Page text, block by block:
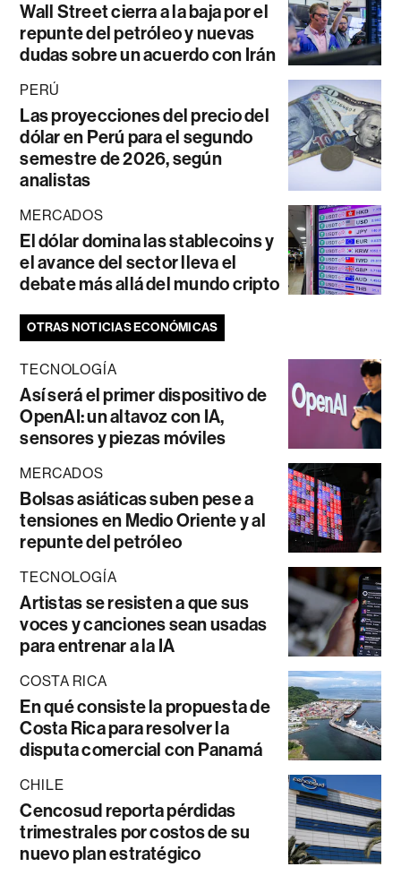
Wall Street cierra a la baja por el
repunte del petróleo y nuevas
dudas sobre un acuerdo con Irán
PERÚ
Las proyecciones del precio del
dólar en Perú para el segundo
semestre de 2026, según
analistas
MERCADOS
El dólar domina las stablecoins y
el avance del sector lleva el
debate más allá del mundo cripto
OTRAS NOTICIAS ECONÓMICAS
TECNOLOGÍA
Así será el primer dispositivo de
OpenAI: un altavoz con IA,
sensores y piezas móviles
MERCADOS
Bolsas asiáticas suben pese a
tensiones en Medio Oriente y al
repunte del petróleo
TECNOLOGÍA
Artistas se resisten a que sus
voces y canciones sean usadas
para entrenar a la IA
COSTA RICA
En qué consiste la propuesta de
Costa Rica para resolver la
disputa comercial con Panamá
CHILE
Cencosud reporta pérdidas
trimestrales por costos de su
nuevo plan estratégico